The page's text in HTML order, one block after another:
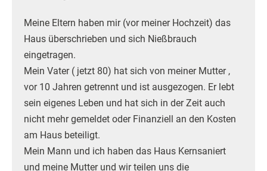
Meine Eltern haben mir (vor meiner Hochzeit) das
Haus überschrieben und sich Nießbrauch
eingetragen.
Mein Vater ( jetzt 80) hat sich von meiner Mutter ,
vor 10 Jahren getrennt und ist ausgezogen. Er lebt
sein eigenes Leben und hat sich in der Zeit auch
nicht mehr gemeldet oder Finanziell an den Kosten
am Haus beteiligt.
Mein Mann und ich haben das Haus Kernsaniert
und meine Mutter und wir teilen uns die